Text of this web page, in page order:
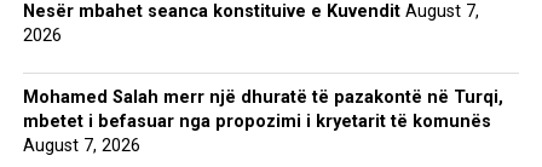
Nesër mbahet seanca konstituive e Kuvendit August 7,
2026
Mohamed Salah merr një dhuratë të pazakontë në Turqi,
mbetet i befasuar nga propozimi i kryetarit të komunës
August 7, 2026